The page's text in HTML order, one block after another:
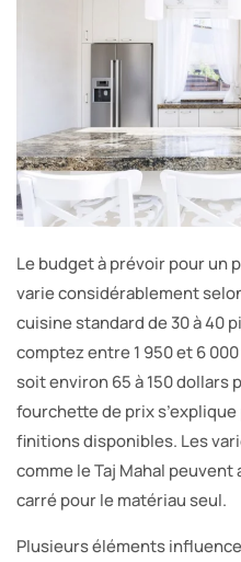
Le budget à prévoir pour un
varie considérablement
cuisine standard de 30 à 40
comptez entre 1 950 et 6
soit environ 65 à 150 dollars
fourchette de prix
finitions disponibles. Les
comme le Taj Mahal
carré pour le matériau seul.
Plusieurs éléments